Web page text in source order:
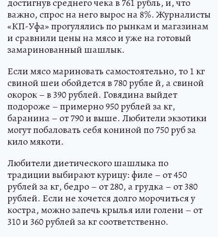
важно, спрос на него вырос на 8%. Журналисты
«КП-Уфа» прогулялись по рынкам и магазинам
и сравнили цены на мясо и уже на готовый
замаринованный шашлык.
Если мясо мариновать самостоятельно, то 1 кг
свиной шеи обойдется в 780 рубле й, а свиной
окорок – в 390 рублей. Говядина выйдет
подороже – примерно 950 рублей за кг,
баранина – от 790 и выше. Любители экзотики
могут побаловать себя кониной по 750 руб за
кило мякоти.
Любители диетического шашлыка по
традиции выбирают курицу: филе – от 450
рублей за кг, бедро – от 280, а грудка – от 380
рублей. Если не хочется долго морочиться у
костра, можно запечь крылья или голени – от
310 и 360 рублей за кг соответственно.